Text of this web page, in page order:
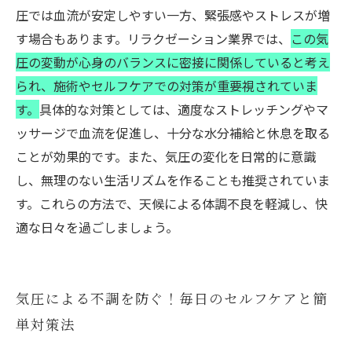
圧では血流が安定しやすい一方、緊張感やストレスが増
す場合もあります。リラクゼーション業界では、 この気
圧の変動が心身のバランスに密接に関係していると考え
られ、施術やセルフケアでの対策が重要視されていま
す。 具体的な対策としては、適度なストレッチングやマ
ッサージで血流を促進し、十分な水分補給と休息を取る
ことが効果的です。また、気圧の変化を日常的に意識
し、無理のない生活リズムを作ることも推奨されていま
す。これらの方法で、天候による体調不良を軽減し、快
適な日々を過ごしましょう。
気圧による不調を防ぐ！毎日のセルフケアと簡
単対策法